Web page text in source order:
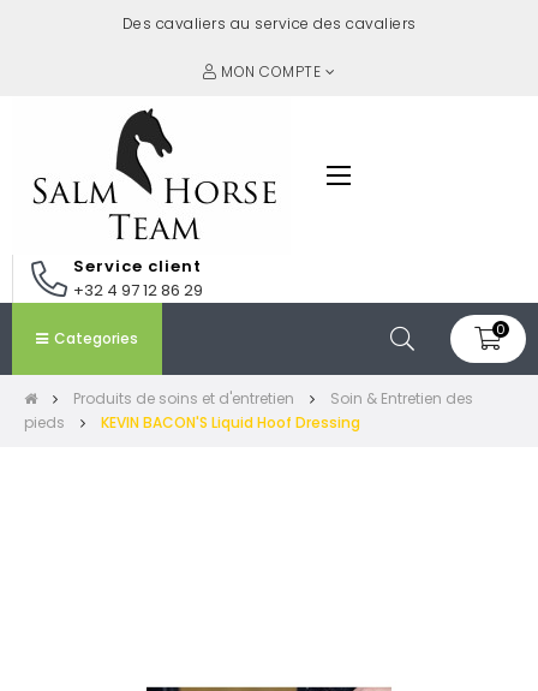
Des cavaliers au service des cavaliers
MON COMPTE
Basculer
☰
Service client
+32 4 97 12 86 29
Categories 0
Produits de soins et d'entretien
Soin & Entretien des
pieds
KEVIN BACON'S Liquid Hoof Dressing